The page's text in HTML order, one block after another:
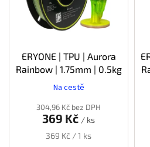
ERYONE | TPU | Aurora
Rainbow | 1.75mm | 0.5kg
Na cestě
304,96 Kč bez DPH
369 Kč / ks
Měrná
369 Kč / 1 ks